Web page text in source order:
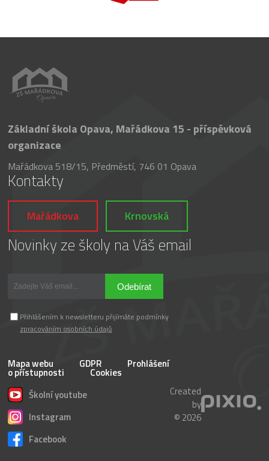
Základní škola Opava, Mařádkova 15 - příspěvková
organizace
Mařádkova 518/15, Předměstí, 746 01 Opava
Kontakty
Mařádkova Krnovská
Novinky ze školy na Váš email
Odebírat
Přihlášením k newsletteru přijímáte podmínky
zpracováním osobních údajů
Mapa webu GDPR Prohlášení
o přístupnosti
Cookies
Školní youtube
Instagram
Facebook
Created
by
© 2026